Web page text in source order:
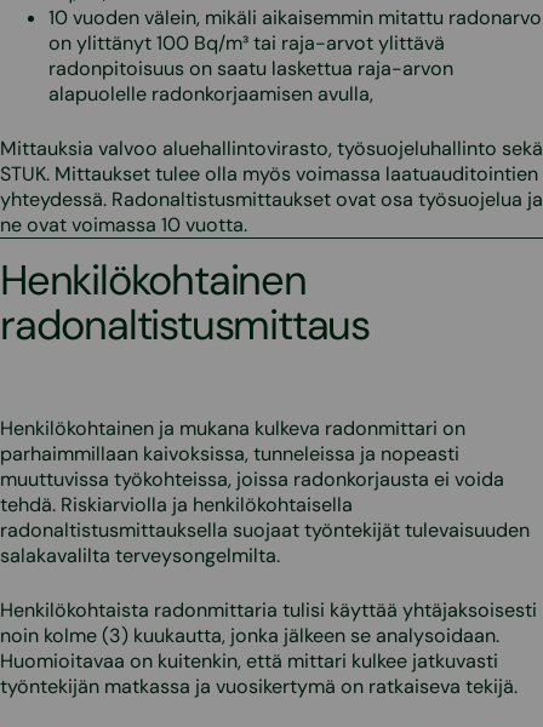
10 vuoden välein, mikäli aikaisemmin mitattu radonarvo
on ylittänyt 100 Bq/m³ tai raja-arvot ylittävä
radonpitoisuus on saatu laskettua raja-arvon
alapuolelle radonkorjaamisen avulla,
Mittauksia valvoo aluehallintovirasto, työsuojeluhallinto sekä
STUK. Mittaukset tulee olla myös voimassa laatuauditointien
yhteydessä. Radonaltistusmittaukset ovat osa työsuojelua ja
ne ovat voimassa 10 vuotta.
Henkilökohtainen
radonaltistusmittaus
Henkilökohtainen ja mukana kulkeva radonmittari on
parhaimmillaan kaivoksissa, tunneleissa ja nopeasti
muuttuvissa työkohteissa, joissa radonkorjausta ei voida
tehdä. Riskiarviolla ja henkilökohtaisella
radonaltistusmittauksella suojaat työntekijät tulevaisuuden
salakavalilta terveysongelmilta.
Henkilökohtaista radonmittaria tulisi käyttää yhtäjaksoisesti
noin kolme (3) kuukautta, jonka jälkeen se analysoidaan.
Huomioitavaa on kuitenkin, että mittari kulkee jatkuvasti
työntekijän matkassa ja vuosikertymä on ratkaiseva tekijä.